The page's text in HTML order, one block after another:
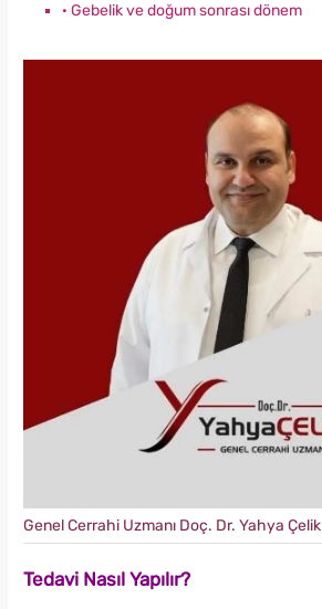
· Gebelik ve doğum sonrası dönem
Genel Cerrahi Uzmanı Doç. Dr. Yahya Çelik
Tedavi Nasıl Yapılır?